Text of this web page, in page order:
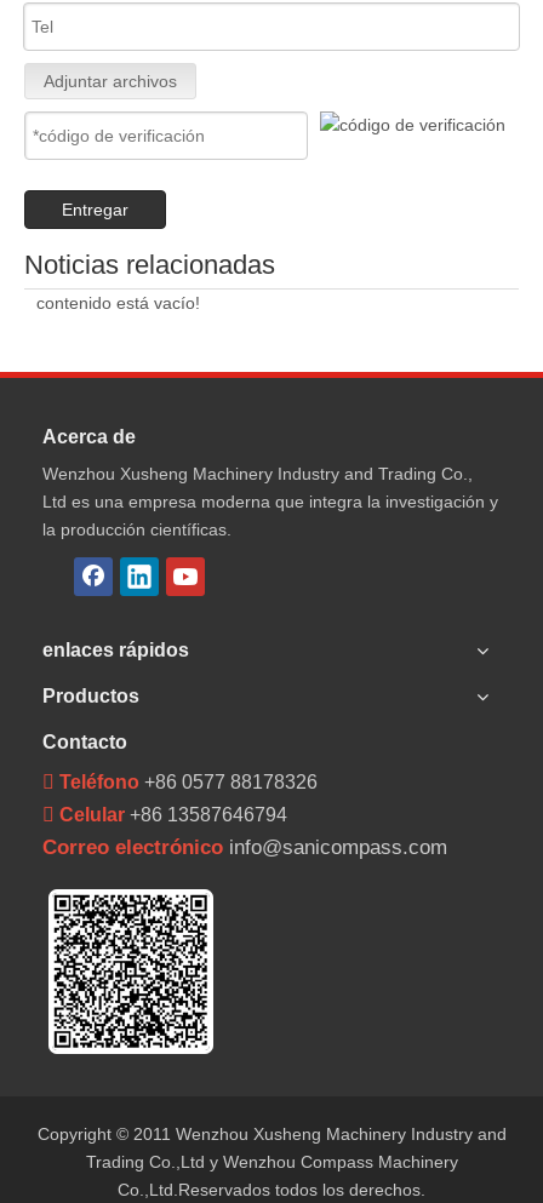
Adjuntar archivos
Entregar
Noticias relacionadas
contenido está vacío!
Acerca de
Wenzhou Xusheng Machinery Industry and Trading Co.,
Ltd es una empresa moderna que integra la investigación y
la producción científicas.
enlaces rápidos
Productos
Contacto
 Teléfono +86 0577 88178326
 Celular +86 13587646794
Correo electrónico info@sanicompass.com
Copyright © 2011 Wenzhou Xusheng Machinery Industry and
Trading Co.,Ltd y Wenzhou Compass Machinery
Co.,Ltd.Reservados todos los derechos.